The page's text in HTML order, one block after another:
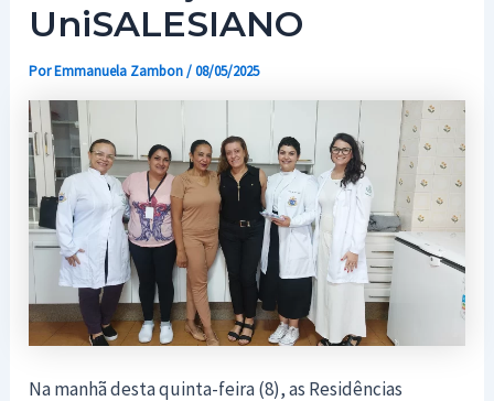
UniSALESIANO
PorEmmanuela Zambon/08/05/2025
Na manhã desta quinta-feira (8), as Residências